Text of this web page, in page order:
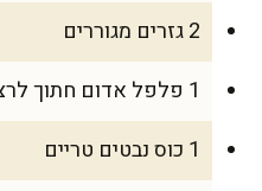
2 גזרים מגוררים
1 פלפל אדום חתוך לרצועות דקות
1 כוס נבטים טריים